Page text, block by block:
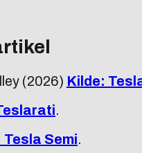
(2026) Kilde:
.
Tesla Semi.